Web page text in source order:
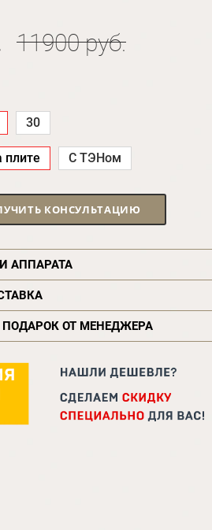
11900 руб.
30
плите С ТЭНом
КОНСУЛЬТАЦИЮ
АППАРАТА
ПОДАРОК ОТ МЕНЕДЖЕРА